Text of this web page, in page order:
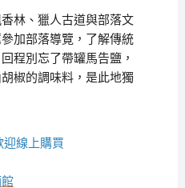
林、獵人古道與部落文
加部落導覽，了解傳統
程別忘了帶罐馬告鹽，
椒的調味料，是此地獨
迎線上購買